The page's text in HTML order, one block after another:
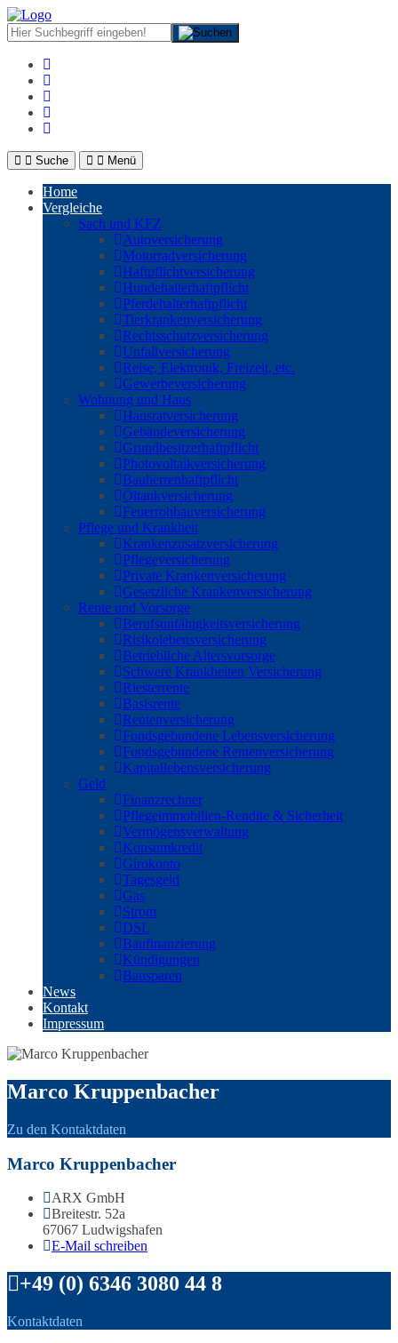
Suche Menü
Home
Vergleiche
Sach und KFZ
Autoversicherung
Motorradversicherung
Haftpflichtversicherung
Hundehalterhaftpflicht
Pferdehalterhaftpflicht
Tierkrankenversicherung
Rechtsschutzversicherung
Unfallversicherung
Reise, Elektronik, Freizeit, etc.
Gewerbeversicherung
Wohnung und Haus
Hausratversicherung
Gebäudeversicherung
Grundbesitzerhaftpflicht
Photovoltaikversicherung
Bauherrenhaftpflicht
Öltankversicherung
Feuerrohbauversicherung
Pflege und Krankheit
Krankenzusatzversicherung
Pflegeversicherung
Private Krankenversicherung
Gesetzliche Krankenversicherung
Rente und Vorsorge
Berufs­unfähigkeitsversicherung
Risikolebensversicherung
Betriebliche Altersvorsorge
Schwere Krankheiten Versicherung
Riesterrente
Basisrente
Rentenversicherung
Fondsgebundene Lebensversicherung
Fondsgebundene Rentenversicherung
Kapitallebensversicherung
Geld
Finanzrechner
Pflegeimmobilien-Rendite & Sicherheit
Vermögensverwaltung
Konsumkredit
Girokonto
Tagesgeld
Gas
Strom
DSL
Baufinanzierung
Kündigungen
Bausparen
News
Kontakt
Impressum
Marco Kruppenbacher
Zu den Kontaktdaten
Marco Kruppenbacher
ARX GmbH
Breitestr. 52a
67067 Ludwigshafen
E-Mail schreiben
+49 (0) 6346 3080 44 8
Kontaktdaten